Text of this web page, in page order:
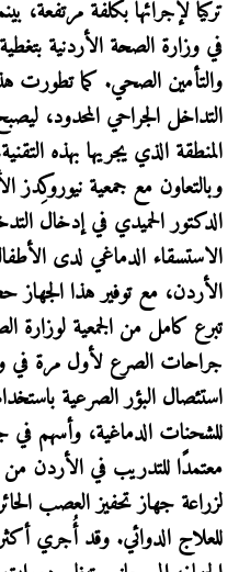
في وزارة الصحة الأردنية
والتأمين الصحي. كما تطورت
التداخل الجراحي المحدود،
المنطقة الذي يجريها بهذه
وبالتعاون مع جمعية نيوروكِدز
الدكتور الحميدي في إدخال
الاستسقاء الدماغي لدى
الأردن، مع توفير هذا
تبرع كامل من الجمعية لوزارة
جراحات الصرع لأول مرة في
استئصال البؤر الصرعية
للشحنات الدماغية، وأسهم في
معتمدًا للتدريب في الأردن
لزراعة جهاز تحفيز العصب